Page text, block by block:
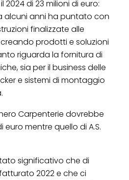
2024 di 23 milioni di euro:
alcuni anni ha puntato con
finalizzate alle
prodotti e soluzioni
riguarda la fornitura di
sia per il business delle
e sistemi di montaggio
Carpenterie dovrebbe
euro mentre quello di A.S.
significativo che di
2022 e che ci